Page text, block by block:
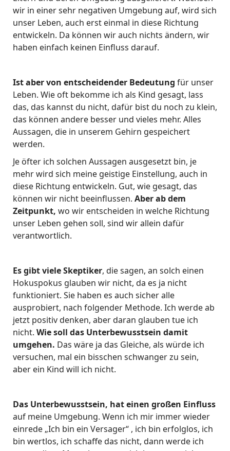
wir in einer sehr negativen Umgebung auf, wird sich
unser Leben, auch erst einmal in diese Richtung
entwickeln. Da können wir auch nichts ändern, wir
haben einfach keinen Einfluss darauf.
Ist aber von entscheidender Bedeutung für unser
Leben. Wie oft bekomme ich als Kind gesagt, lass
das, das kannst du nicht, dafür bist du noch zu klein,
das können andere besser und vieles mehr. Alles
Aussagen, die in unserem Gehirn gespeichert
werden.
Je öfter ich solchen Aussagen ausgesetzt bin, je
mehr wird sich meine geistige Einstellung, auch in
diese Richtung entwickeln. Gut, wie gesagt, das
können wir nicht beeinflussen. Aber ab dem
Zeitpunkt, wo wir entscheiden in welche Richtung
unser Leben gehen soll, sind wir allein dafür
verantwortlich.
Es gibt viele Skeptiker, die sagen, an solch einen
Hokuspokus glauben wir nicht, da es ja nicht
funktioniert. Sie haben es auch sicher alle
ausprobiert, nach folgender Methode. Ich werde ab
jetzt positiv denken, aber daran glauben tue ich
nicht. Wie soll das Unterbewusstsein damit
umgehen. Das wäre ja das Gleiche, als würde ich
versuchen, mal ein bisschen schwanger zu sein,
aber ein Kind will ich nicht.
Das Unterbewusstsein, hat einen großen Einfluss
auf meine Umgebung. Wenn ich mir immer wieder
einrede „Ich bin ein Versager“ , ich bin erfolglos, ich
bin wertlos, ich schaffe das nicht, dann werde ich